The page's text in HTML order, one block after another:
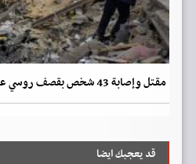
مقتل وإصابة 43 شخص بقصف روسي على مناطق في أوكرانيا.
قد يعجبك ايضا